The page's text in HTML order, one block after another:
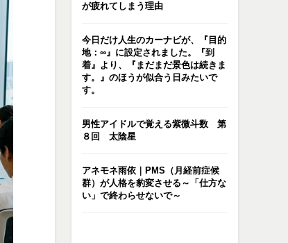
が疲れてしまう理由
今日だけ人生のカーナビが、『目的
地：∞』に設定されました。『到
着』より、『まだまだ景色は続きま
す。』のほうが似合う日みたいで
す。
男性アイドルで覚える紫微斗数 第
８回 太陰星
アネモネ雨依｜PMS（月経前症候
群）が人格を豹変させる～「仕方な
い」で終わらせないで～